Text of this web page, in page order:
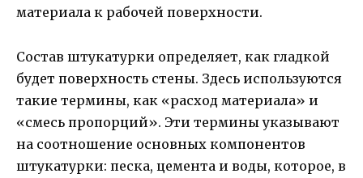
материала к рабочей поверхности.
Состав штукатурки определяет, как гладкой
будет поверхность стены. Здесь используются
такие термины, как «расход материала» и
«смесь пропорций». Эти термины указывают
на соотношение основных компонентов
штукатурки: песка, цемента и воды, которое, в